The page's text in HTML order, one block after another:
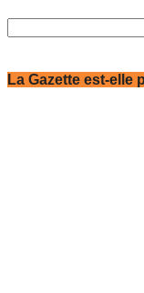
La Gazette est-elle